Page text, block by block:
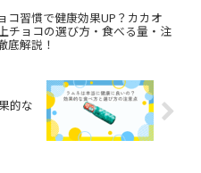
コ習慣で健康効果UP？カカオ
チョコの選び方・食べる量・注
底解説！
的な